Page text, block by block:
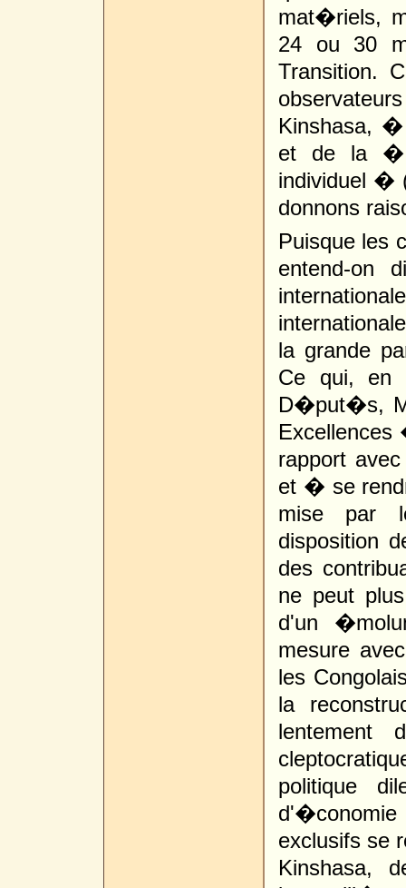
mat�riels,
24 ou 30
Transition.
Kinshasa,
et de la �
individuel �
donnons
Puisque les
entend-on
la grande
Ce qui, en
D�put�s,
rapport
et � se
mise par
disposition
des
ne peut
d'un
mesure
les
la
politique
exclusifs se
Kinshasa,